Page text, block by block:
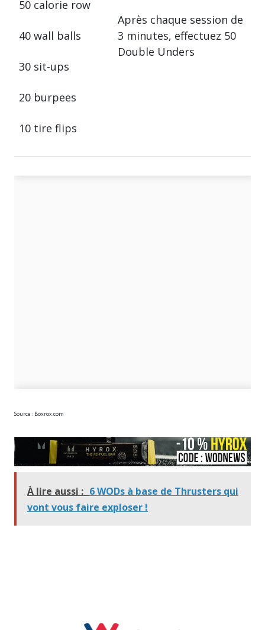
50 calorie row
40 wall balls
30 sit-ups
20 burpees
10 tire flips
Après chaque session de
3 minutes, effectuez 50
Double Unders
Source : Boxrox.com
À lire aussi : 6 WODs à base de Thrusters qui
vont vous faire exploser !